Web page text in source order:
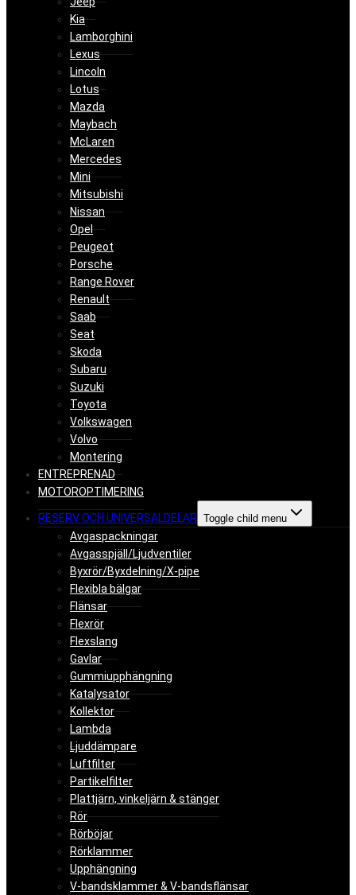
Kia
Lamborghini
Lexus
Lincoln
Lotus
Mazda
Maybach
McLaren
Mercedes
Mini
Mitsubishi
Nissan
Opel
Peugeot
Porsche
Range Rover
Renault
Saab
Seat
Skoda
Subaru
Suzuki
Toyota
Volkswagen
Volvo
Montering
ENTREPRENAD
MOTOROPTIMERING
RESERV OCH UNIVERSALDELAR Toggle child menu
Avgaspackningar
Avgasspjäll/Ljudventiler
Byxrör/Byxdelning/X-pipe
Flexibla bälgar
Flänsar
Flexrör
Flexslang
Gavlar
Gummiupphängning
Katalysator
Kollektor
Lambda
Ljuddämpare
Luftfilter
Partikelfilter
Plattjärn, vinkeljärn & stänger
Rör
Rörböjar
Rörklammer
Upphängning
V-bandsklammer & V-bandsflänsar